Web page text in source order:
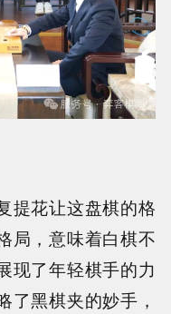
提花让这盘棋的格
局，意味着白棋不
现了年轻棋手的力
了黑棋夹的妙手，